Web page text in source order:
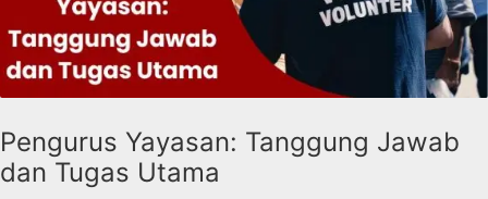
Pengurus Yayasan: Tanggung Jawab
dan Tugas Utama